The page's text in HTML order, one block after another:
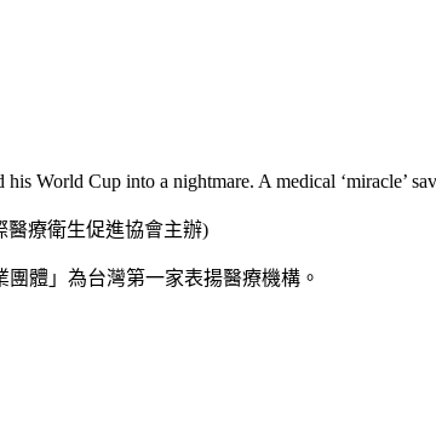
Cup into a nightmare. A medical ‘miracle’
醫療衛生促進協會主辦)
體」為台灣第一家表揚醫療機構。